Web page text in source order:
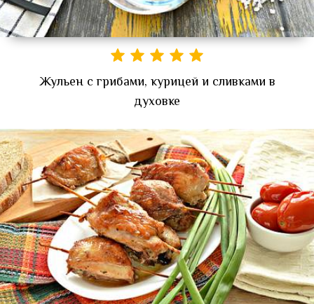
Жульен с грибами, курицей и сливками в
духовке